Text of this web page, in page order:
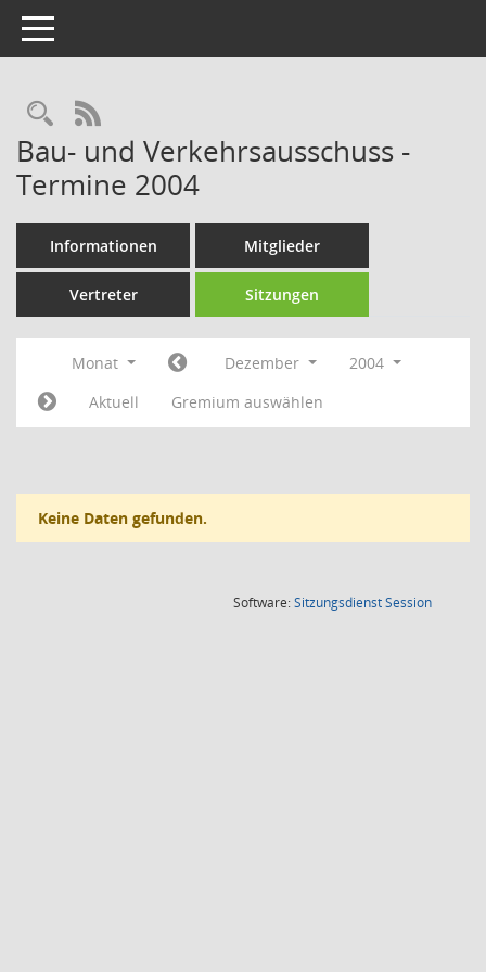
Toggle navigation
Rechercheauswahl
RSS-Feed
Bau- und Verkehrsausschuss -
Termine 2004
Informationen Mitglieder
Vertreter Sitzungen
Monat Dezember
2004
Aktuell
Gremium auswählen
Keine Daten gefunden.
Software:SitzungsdienstSession(Wird in